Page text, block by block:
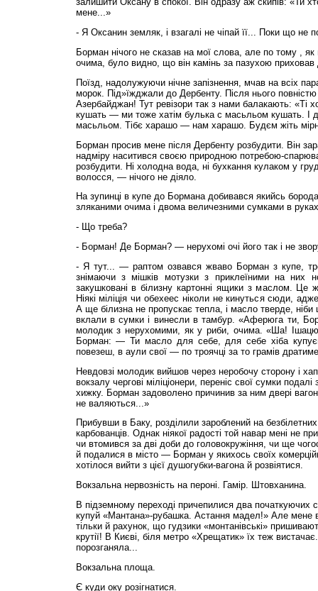
мене...»
- Я Оксанин земляк, і взагалі не чіпай її... Поки що
Борман нічого не сказав на мої слова, але по тому , як
очима, було видно, що він камінь за пазухою
Поїзд, надолужуючи нічне запізнення, мчав на всіх
морок. Під»їжджали до Дербенту. Після нього
Азербайджан! Тут ревізори так з нами балакають: «Ті
кушать — ми тоже хатім булька с масьльом кушать. І
масьльом. Тібє харашо — нам харашо. Будєм жіть
Борман просив мене після Дербенту розбудити. Він
надміру наситився своєю природною потребою-
розбудити. Ні холодна вода, ні бухкання кулаком у
волосся, — нічого не діяло.
На зупинці в купе до Бормана добивався якийсь
зляканими очима і двома величезними сумками в
- Що треба?
- Борман! Де Борман? — нерухомі очі його так і не
- Я тут... — раптом озвався жваво Борман з купе,
знімаючи з мішків мотузки з приклеїними на них
закушковані в білизну картонні ящики з маслом. Це
Ніякі міліція чи обехеес ніколи не кинуться сюди,
А ще білизна не пропускає тепла, і масло тверде,
вклали в сумки і винесли в тамбур. «Аферюга ти,
молодик з нерухомими, як у риби, очима. «Ша!
Борман: — Ти масло для себе, для себе хіба
повезеш, в аули свої — по троячці за то грамів
Невдовзі молодик вийшов через неробочу сторону і
вокзалу чергові міліціонери, переніс свої сумки
хижку. Борман задоволено причинив за ним двері
не валяються...»
Прибувши в Баку, розділили зароблений на
карбованців. Однак ніякої радості той навар мені не
чи втомився за дві доби до головокружіння, чи ще
й подалися в місто — Борман у якихось своїх
хотілося вийти з цієї душогубки-вагона й розвіятися.
Вокзальна нервозність на пероні. Гамір. Штовханина.
В підземному переході причепилися два початкуючих
купуй «Мантана»-рубашка. Астання мадел!» Але мене
тільки й рахунок, що гудзики «монтанівські»
крутії! В Києві, біля метро «Хрещатик» їх теж
порозганяла...
Вокзальна площа.
Є куди оку розігнатися.